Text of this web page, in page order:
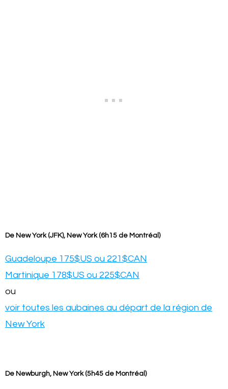
De New York (JFK), New York (6h15 de Montréal)
Guadeloupe 175$US ou 221$CAN
Martinique 178$US ou 225$CAN
ou
voir toutes les aubaines au départ de la région de
New York
De Newburgh, New York (5h45 de Montréal)